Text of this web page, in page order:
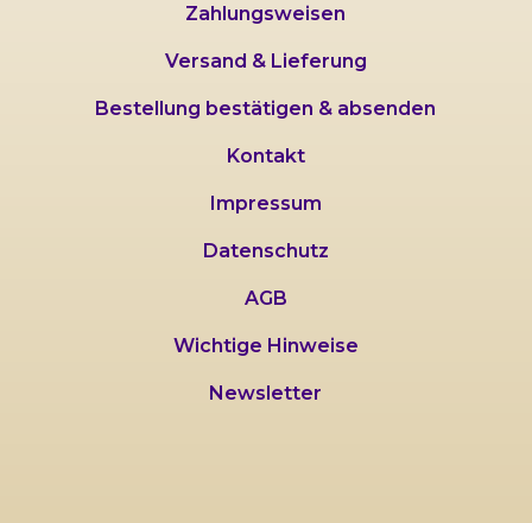
Zahlungsweisen
Versand & Lieferung
Bestellung bestätigen & absenden
Kontakt
Impressum
Datenschutz
AGB
Wichtige Hinweise
Newsletter